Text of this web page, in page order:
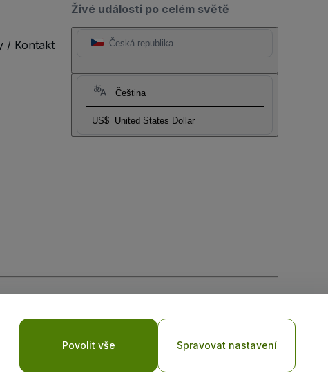
Živé události po celém světě
Česká republika
Čeština
US$ United States Dollar
/ Kontakt
cookiesaZásadami ochrany osobních údajů pro mobilní
Povolit vše Spravovat nastavení